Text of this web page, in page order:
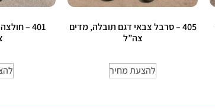
405 – סרבל צבאי דגם תובלה, מדים
צה”ל
להצעת מחיר
401 –